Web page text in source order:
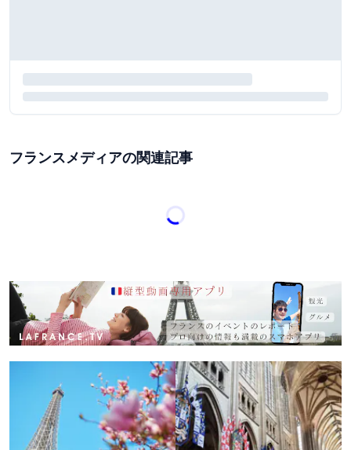
フランスメディアの関連記事